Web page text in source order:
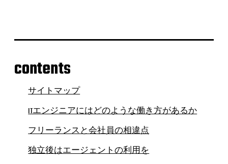
contents
サイトマップ
ITエンジニアにはどのような働き方があるか
フリーランスと会社員の相違点
独立後はエージェントの利用を